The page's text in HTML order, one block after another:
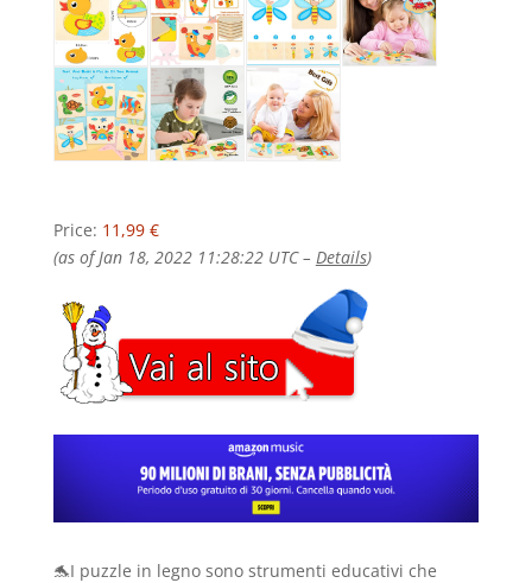
Price: 11,99 €
(as of Jan 18, 2022 11:28:22 UTC – Details)
🐬I puzzle in legno sono strumenti educativi che